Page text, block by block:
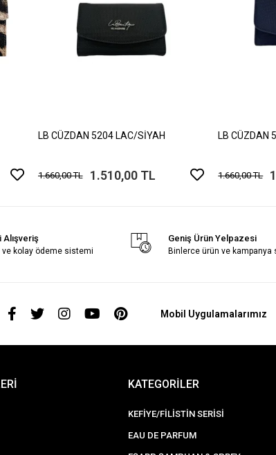
LB CÜZDAN 5204 LAC/SİYAH
1.660,00 TL 1.510,00 TL
LB CÜZDAN
1.660,00 TL
Alışveriş
ve kolay ödeme sistemi
Geniş Ürün Yelpazesi
Binlerce ürün ve kampanya
Mobil Uygulamalarımız
KATEGORİLER
KEFİYE/FİLİSTİN SERİSİ
EAU DE PARFUM